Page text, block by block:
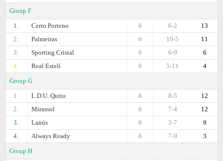
Group F
1.
Cerro Porteno 13
6-2
6
2.
Palmeiras 11
10-5
6
3.
Sporting Cristal 6
6-9
6
4.
Real Estelí 4
5-11
6
Group G
1.
L.D.U. Quito 12
8-5
6
2.
Mirassol 12
7-4
6
3.
Lanús 9
3-7
6
4.
Always Ready 3
7-9
6
Group H